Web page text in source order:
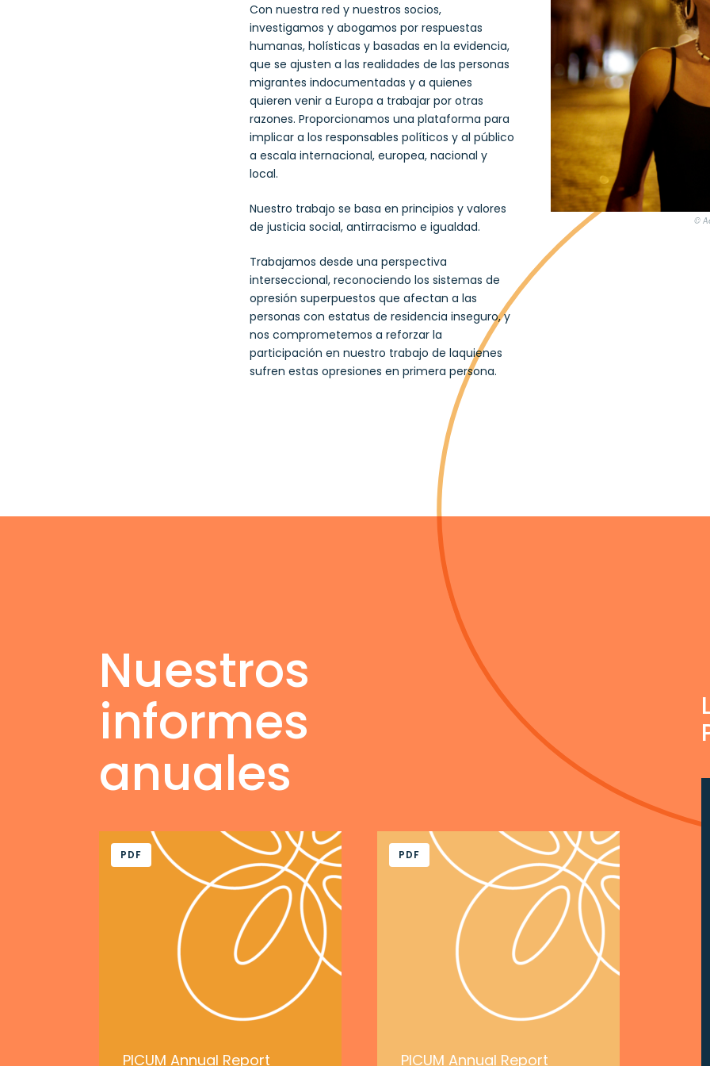
Con nuestra red y nuestros socios,
investigamos y abogamos por respuestas
humanas, holísticas y basadas en la evidencia,
que se ajusten a las realidades de las personas
migrantes indocumentadas y a quienes
quieren venir a Europa a trabajar por otras
razones. Proporcionamos una plataforma para
implicar a los responsables políticos y al público
a escala internacional, europea, nacional y
local.
Nuestro trabajo se basa en principios y valores
de justicia social, antirracismo e igualdad.
Trabajamos desde una perspectiva
interseccional, reconociendo los sistemas de
opresión superpuestos que afectan a las
personas con estatus de residencia inseguro, y
nos comprometemos a reforzar la
participación en nuestro trabajo de laquienes
sufren estas opresiones en primera persona.
©
Nuestros
informes
anuales
PDF
PICUM Annual Report
PDF
PICUM Annual Report